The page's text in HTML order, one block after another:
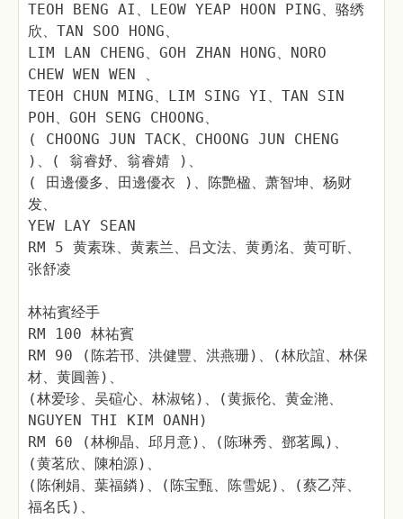
TEOH BENG AI、LEOW YEAP HOON PING、骆绣
欣、TAN SOO HONG、
LIM LAN CHENG、GOH ZHAN HONG、NORO
CHEW WEN WEN 、
TEOH CHUN MING、LIM SING YI、TAN SIN
POH、GOH SENG CHOONG、
( CHOONG JUN TACK、CHOONG JUN CHENG
)、( 翁睿妤、翁睿婧 )、
( 田邊優多、田邊優衣 )、陈艷楹、萧智坤、杨财
发、
YEW LAY SEAN
RM 5 黄素珠、黄素兰、吕文法、黄勇洺、黄可昕、
张舒凌
林祐賓经手
RM 100 林祐賓
RM 90 (陈若邗、洪健豐、洪燕珊)、(林欣誼、林保
材、黄圓善)、
(林爱珍、吴碹心、林淑铭)、(黄振伦、黄金滟、
NGUYEN THI KIM OANH)
RM 60 (林柳晶、邱月意)、(陈琳秀、鄧茗鳳)、
(黄茗欣、陳柏源)、
(陈俐娟、葉福鏻)、(陈宝甄、陈雪妮)、(蔡乙萍、
福名氏)、